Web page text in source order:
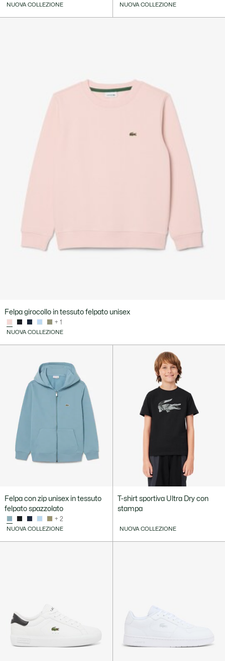
NUOVA COLLEZIONE NUOVA COLLEZIONE
Felpa girocollo in tessuto felpato unisex
+ 1
NUOVA COLLEZIONE
Felpa con zip unisex in tessuto
felpato spazzolato
+ 2
NUOVA COLLEZIONE
T-shirt sportiva Ultra Dry con
stampa
NUOVA COLLEZIONE